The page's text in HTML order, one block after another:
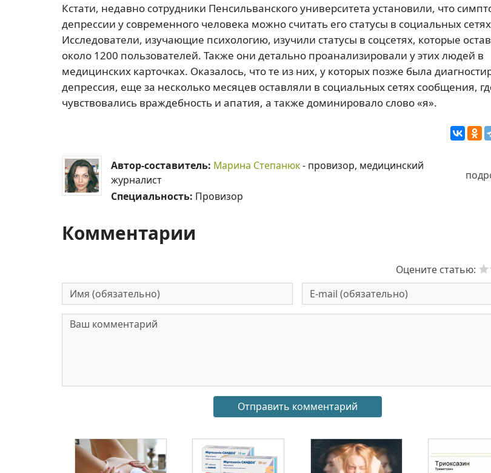
Кстати, недавно сотрудники Пенсильванского университета установили, что
депрессии у современного человека можно считать его статусы в социальных
Исследователи, изучающие психологию, изучили статусы в соцсетях, которые
около 1200 пользователей. Также они детально проанализировали у этих людей в
медицинских карточках. Оказалось, что те из них, у которых позже была
депрессия, еще за несколько месяцев оставляли в социальных сетях сообщения,
чувствовались враждебность и апатия, а также доминировало слово «я».
Автор-составитель: Марина Степанюк- провизор, медицинский
журналист
Специальность: Провизор
Комментарии
Оцените статью: